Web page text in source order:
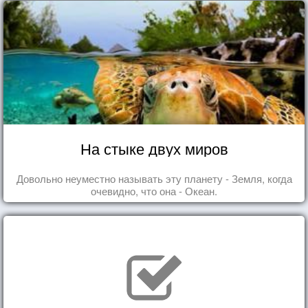
На стыке двух миров
Довольно неуместно называть эту планету - Земля, когда
очевидно, что она - Океан.